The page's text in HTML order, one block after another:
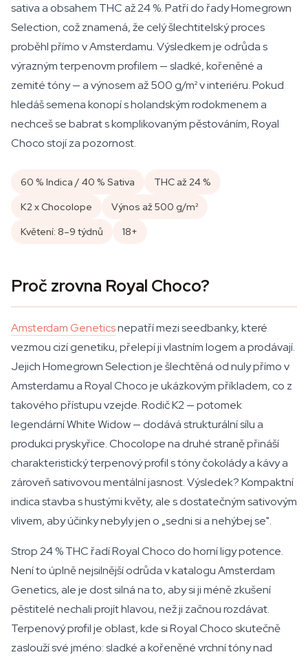
sativa a obsahem THC až 24 %. Patří do řady Homegrown
Selection, což znamená, že celý šlechtitelský proces
proběhl přímo v Amsterdamu. Výsledkem je odrůda s
výrazným terpenovm profilem — sladké, kořeněné a
zemité tóny — a výnosem až 500 g/m² v interiéru. Pokud
hledáš semena konopí s holandským rodokmenem a
nechceš se babrat s komplikovaným pěstováním, Royal
Choco stojí za pozornost.
60 % Indica / 40 % Sativa
THC až 24 %
K2 x Chocolope
Výnos až 500 g/m²
Květení: 8–9 týdnů
18+
Proč zrovna Royal Choco?
Amsterdam Geneticsnepatří mezi seedbanky, které
vezmou cizí genetiku, přelepí ji vlastním logem a prodávají.
Jejich Homegrown Selection je šlechtěná od nuly přímo v
Amsterdamu a Royal Choco je ukázkovým příkladem, co z
takového přístupu vzejde. Rodič K2 — potomek
legendární White Widow — dodává strukturální sílu a
produkci pryskyřice. Chocolope na druhé straně přináší
charakteristický terpenový profil s tóny čokolády a kávy a
zároveň sativovou mentální jasnost. Výsledek? Kompaktní
indica stavba s hustými květy, ale s dostatečným sativovým
vlivem, aby účinky nebyly jen o „sedni si a nehýbej se".
Strop 24 % THC řadí Royal Choco do horní ligy potence.
Není to úplně nejsilnější odrůda v katalogu Amsterdam
Genetics, ale je dost silná na to, aby si ji méně zkušení
pěstitelé nechali projít hlavou, než ji začnou rozdávat.
Terpenový profil je oblast, kde si Royal Choco skutečně
zaslouží své jméno: sladké a kořeněné vrchní tóny nad